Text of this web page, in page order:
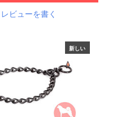
レビューを書く
新しい